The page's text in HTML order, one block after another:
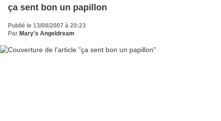
ça sent bon un papillon
Publié le 13/08/2007 à 20:23
Par Mary's Angeldream